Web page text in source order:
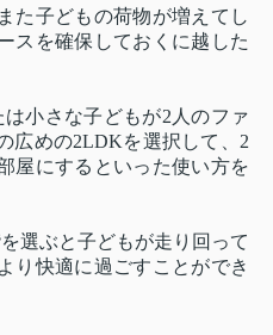
た子どもの荷物が増えてし
スを確保しておくに越した
小さな子どもが2人のファ
広めの2LDKを選択して、2
屋にするといった使い方を
選ぶと子どもが走り回って
り快適に過ごすことができ